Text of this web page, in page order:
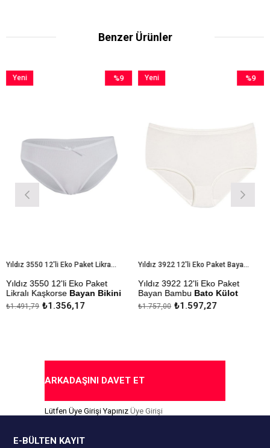
Benzer Ürünler
Yıldız 3550 12'li Eko Paket Likralı Kaşkorse Bayan Bikini Külot
12'li Eko Paket
KaşkorseBayan Bikini
₺1.356,17
Yıldız 3922 12'li Eko Paket Bayan Bambu Bato Külot
Yıldız 3922 12'li Eko Paket
Bayan Bambu Bato Külot
Çekmezlik Sanfor Testi
₺1.597,27
₺1.757,00
Yeni
Yıldız
Yeni
ARKADAŞINI DAVET ET
Lütfen Üye Girişi Yapınız Üye Girişi
E-BÜLTEN KAYIT